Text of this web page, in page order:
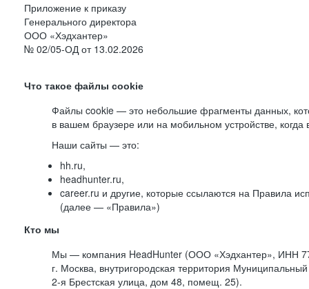
Приложение к приказу
Генерального директора
ООО «Хэдхантер»
№ 02/05-ОД от 13.02.2026
Что такое файлы cookie
Файлы cookie — это небольшие фрагменты данных,
в вашем браузере или на мобильном устройстве,
Наши сайты — это:
hh.ru,
headhunter.ru,
career.ru и другие, которые ссылаются на Правила
(далее — «Правила»)
Кто мы
Мы — компания HeadHunter (ООО «Хэдхантер», ИНН
г. Москва, внутригородская территория Муниципальный
2-я Брестская улица, дом 48, помещ. 25).